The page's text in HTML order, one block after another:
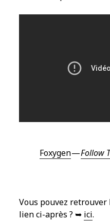
Foxygen—Follow
Vous pouvez
lien ci-après ? ➥ ici.